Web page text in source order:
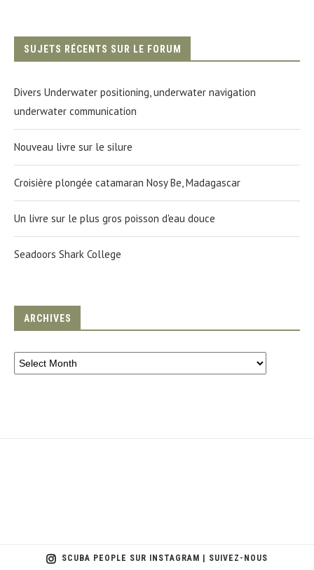
SUJETS RÉCENTS SUR LE FORUM
Divers Underwater positioning, underwater navigation
underwater communication
Nouveau livre sur le silure
Croisière plongée catamaran Nosy Be, Madagascar
Un livre sur le plus gros poisson d'eau douce
Seadoors Shark College
ARCHIVES
SCUBA PEOPLE SUR INSTAGRAM | SUIVEZ-NOUS